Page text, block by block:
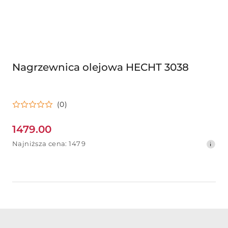
Nagrzewnica olejowa HECHT 3038
(0)
Cena
promocyjna:
1479.00
Najniższa
Najniższa cena: 1479